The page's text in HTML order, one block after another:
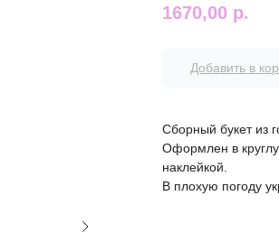
1670,00 р.
Добавить в
Сборный букет из
Оформлен в
наклейкой.
В плохую погоду